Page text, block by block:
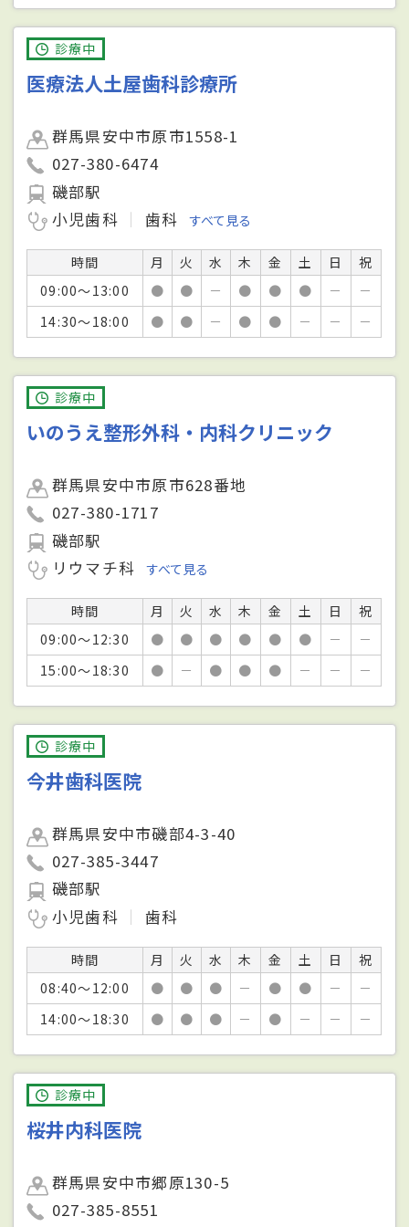
診療中
医療法人土屋歯科診療所
群馬県安中市原市1558-1
027-380-6474
磯部駅
小児歯科
歯科 すべて見る
時間 月 火 水 木 金 土 日
祝
09:00～13:00
● ● － ● ● ● －
－
14:30～18:00
● ● － ● ● － － －
診療中
いのうえ整形外科・内科クリニック
群馬県安中市原市628番地
027-380-1717
磯部駅
リウマチ科
すべて見る
時間 月 火 水 木 金 土 日
祝
09:00～12:30
● ● ● ● ● ● －
－
15:00～18:30
● － ● ● ● － － －
診療中
今井歯科医院
群馬県安中市磯部4-3-40
027-385-3447
磯部駅
小児歯科
歯科
時間 月 火 水 木 金 土 日
祝
08:40～12:00
● ● ● － ● ● －
－
14:00～18:30
● ● ● － ● － － －
診療中
桜井内科医院
群馬県安中市郷原130-5
027-385-8551